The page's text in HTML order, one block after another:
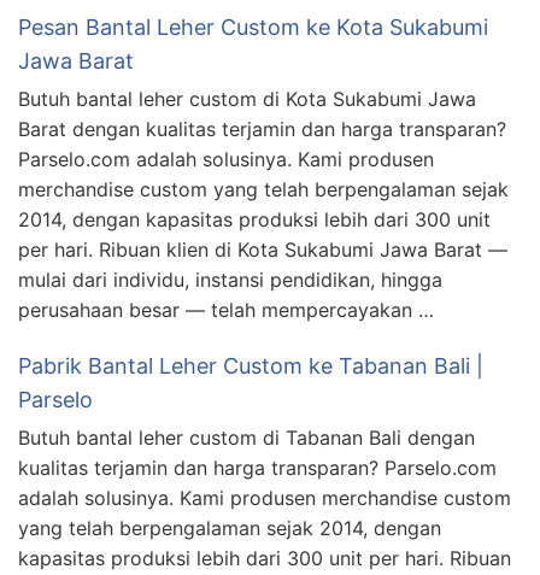
Pesan Bantal Leher Custom ke Kota Sukabumi
Jawa Barat
Butuh bantal leher custom di Kota Sukabumi Jawa
Barat dengan kualitas terjamin dan harga transparan?
Parselo.com adalah solusinya. Kami produsen
merchandise custom yang telah berpengalaman sejak
2014, dengan kapasitas produksi lebih dari 300 unit
per hari. Ribuan klien di Kota Sukabumi Jawa Barat —
mulai dari individu, instansi pendidikan, hingga
perusahaan besar — telah mempercayakan …
Pabrik Bantal Leher Custom ke Tabanan Bali |
Parselo
Butuh bantal leher custom di Tabanan Bali dengan
kualitas terjamin dan harga transparan? Parselo.com
adalah solusinya. Kami produsen merchandise custom
yang telah berpengalaman sejak 2014, dengan
kapasitas produksi lebih dari 300 unit per hari. Ribuan